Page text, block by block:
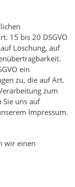
15 bis 20 DSGVO
Löschung, auf
ein
zu, die auf Art.
zum
uns auf
Impressum.
wir einen